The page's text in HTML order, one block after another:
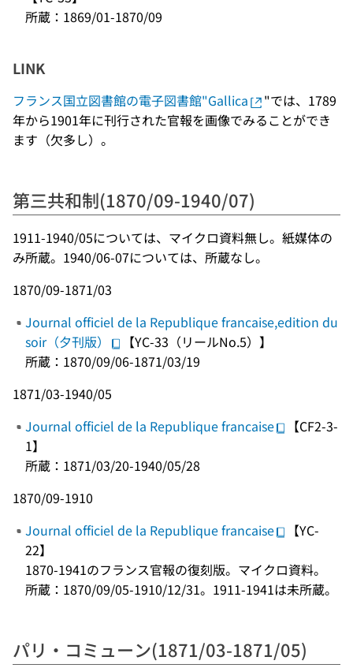
所蔵：1869/01-1870/09
LINK
フランス国立図書館の電子図書館"Gallica
"では、1789
年から1901年に刊行された官報を画像でみることができ
ます（欠多し）。
第三共和制(1870/09-1940/07)
1911-1940/05については、マイクロ資料無し。紙媒体の
み所蔵。1940/06-07については、所蔵なし。
1870/09-1871/03
Journal officiel de la Republique francaise,edition du
soir（夕刊版）
【YC-33（リールNo.5）】
所蔵：1870/09/06-1871/03/19
1871/03-1940/05
Journal officiel de la Republique francaise
【CF2-3-
1】
所蔵：1871/03/20-1940/05/28
1870/09-1910
Journal officiel de la Republique francaise
【YC-
22】
1870-1941のフランス官報の復刻版。マイクロ資料。
所蔵：1870/09/05-1910/12/31。1911-1941は未所蔵。
パリ・コミューン(1871/03-1871/05)